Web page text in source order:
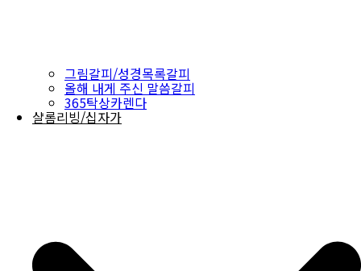
그림갈피/성경목록갈피
올해 내게 주신 말씀갈피
365탁상카렌다
샬롬리빙/십자가